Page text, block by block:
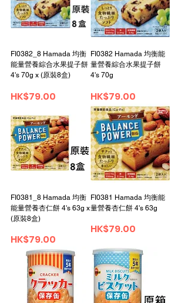
FI0382_8 Hamada 均衡
能量營養綜合水果提子餅
4's 70g x (原裝8盒)
Price
HK$79.00
FI0382 Hamada 均衡能
量營養綜合水果提子餅
4's 70g
Price
HK$79.00
FI0381_8 Hamada 均衡
能量營養杏仁餅 4's 63g x
(原裝8盒)
Price
HK$79.00
FI0381 Hamada 均衡能
量營養杏仁餅 4's 63g
Price
HK$79.00